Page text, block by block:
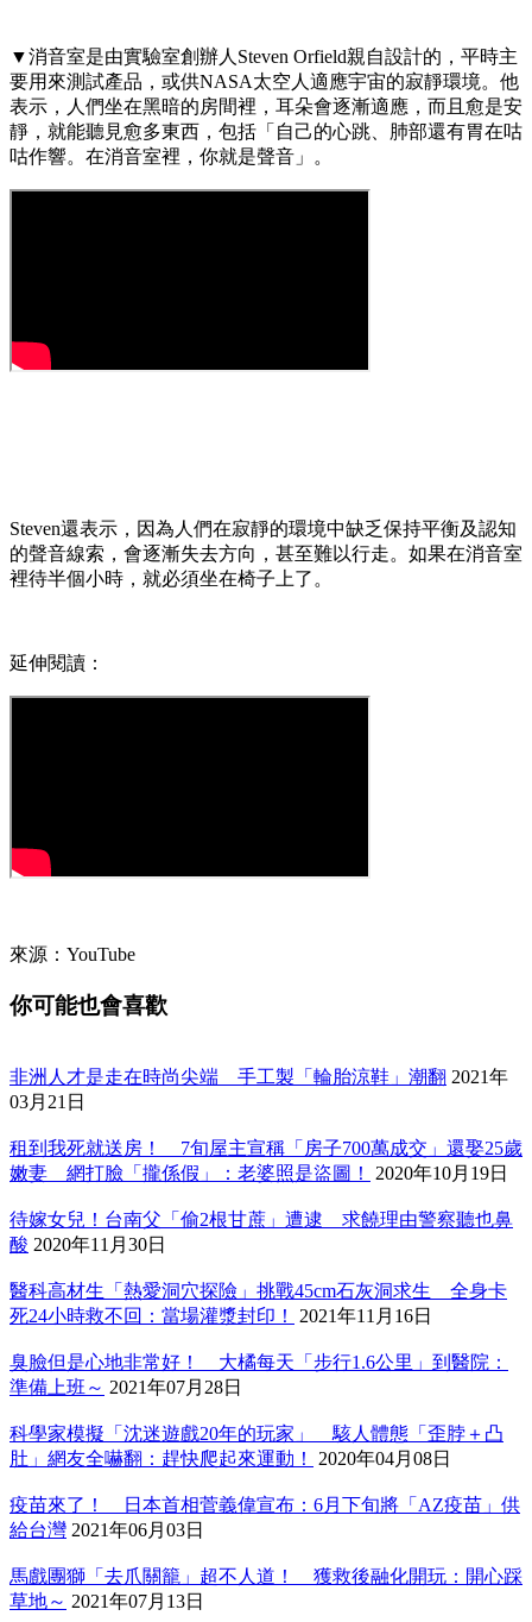
▼消音室是由實驗室創辦人Steven Orfield親自設計的，平時主
要用來測試產品，或供NASA太空人適應宇宙的寂靜環境。他
表示，人們坐在黑暗的房間裡，耳朵會逐漸適應，而且愈是安
靜，就能聽見愈多東西，包括「自己的心跳、肺部還有胃在咕
咕作響。在消音室裡，你就是聲音」。
Steven還表示，因為人們在寂靜的環境中缺乏保持平衡及認知
的聲音線索，會逐漸失去方向，甚至難以行走。如果在消音室
裡待半個小時，就必須坐在椅子上了。
延伸閱讀：
來源：YouTube
你可能也會喜歡
非洲人才是走在時尚尖端 手工製「輪胎涼鞋」潮翻 2021年
03月21日
租到我死就送房！ 7旬屋主宣稱「房子700萬成交」還娶25歲
嫩妻 網打臉「攏係假」：老婆照是盜圖！
2020年10月19日
待嫁女兒！台南父「偷2根甘蔗」遭逮 求饒理由警察聽也鼻
酸 2020年11月30日
醫科高材生「熱愛洞穴探險」挑戰45cm石灰洞求生 全身卡
死24小時救不回：當場灌漿封印！
2021年11月16日
臭臉但是心地非常好！ 大橘每天「步行1.6公里」到醫院：
準備上班～ 2021年07月28日
科學家模擬「沈迷遊戲20年的玩家」 駭人體態「歪脖＋凸
肚」網友全嚇翻：趕快爬起來運動！
2020年04月08日
疫苗來了！ 日本首相菅義偉宣布：6月下旬將「AZ疫苗」供
給台灣 2021年06月03日
馬戲團獅「去爪關籠」超不人道！ 獲救後融化開玩：開心踩
草地～ 2021年07月13日